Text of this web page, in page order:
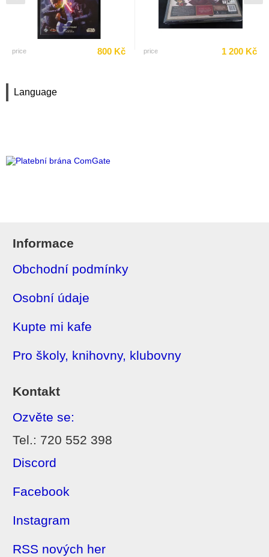
Language
price 800 Kč price 1 200 Kč
Informace
Obchodní podmínky
Osobní údaje
Kupte mi kafe
Pro školy, knihovny, klubovny
Kontakt
Ozvěte se:
Tel.: 720 552 398
Discord
Facebook
Instagram
RSS nových her